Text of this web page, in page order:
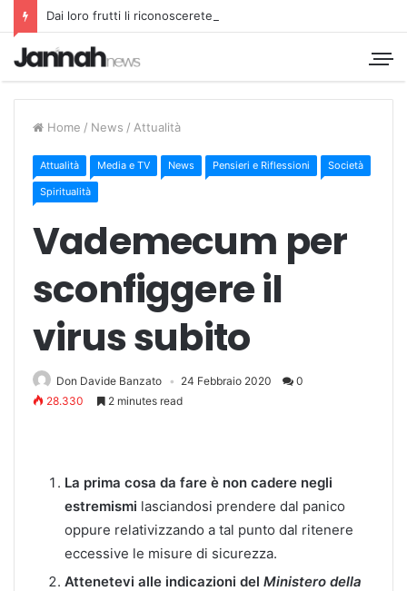
Dai loro frutti li riconoscerete
Home / News / Attualità
Attualità Media e TV News Pensieri e Riflessioni Società
Spiritualità
Vademecum per
sconfiggere il
virus subito
Don Davide Banzato 24 Febbraio 2020
0
28.330
2 minutes read
La prima cosa da fare è non cadere negli
estremismi lasciandosi prendere dal panico
oppure relativizzando a tal punto dal ritenere
eccessive le misure di sicurezza.
Attenetevi alle indicazioni del Ministero della